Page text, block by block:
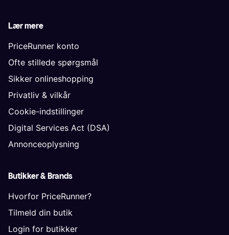
Lær mere
PriceRunner konto
Ofte stillede spørgsmål
Sikker onlineshopping
Privatliv & vilkår
Cookie-indstillinger
Digital Services Act (DSA)
Annonceoplysning
Butikker & Brands
Hvorfor PriceRunner?
Tilmeld din butik
Login for butikker